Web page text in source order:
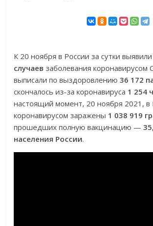
К 20 ноября в России за сутки
случаев заболевания коронавирусом
выписали по выздоровлению36 172
скончалось из-за коронавируса 1 254
настоящий момент, 20 ноября 2021, в
коронавирусом заражены 1 038 919
прошедших полную вакцинацию —
населения России.